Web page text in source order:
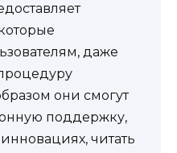
даже
они смогут
поддержку,
читать